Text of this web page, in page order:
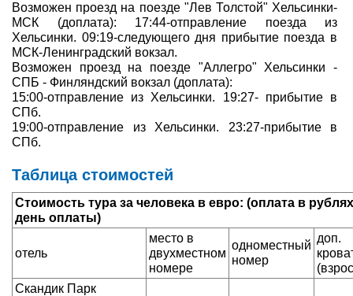
Возможен проезд на поезде "Лев Толстой" Хельсинки-
МСК (доплата): 17:44-отправление поезда из
Хельсинки. 09:19-следующего дня прибытие поезда в
МСК-Ленинградский вокзал.
Возможен проезд на поезде "Аллегро" Хельсинки -
СПБ - Финляндский вокзал (доплата):
15:00-отправление из Хельсинки. 19:27- прибытие в
СПб.
19:00-отправление из Хельсинки. 23:27-прибытие в
СПб.
Таблица стоимостей
Стоимость тура за человека в евро: (оплата в
день оплаты)
отель
место в
двухместном
номере
одноместный
номер
доп.
Скандик Парк